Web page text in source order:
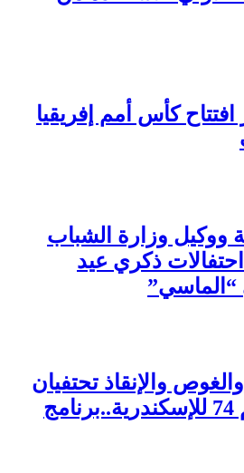
كأس أمم إفريقيا
ووكيل وزارة الشباب
ذكري عيد
“الماسي”
والإنقاذ تحتفيان